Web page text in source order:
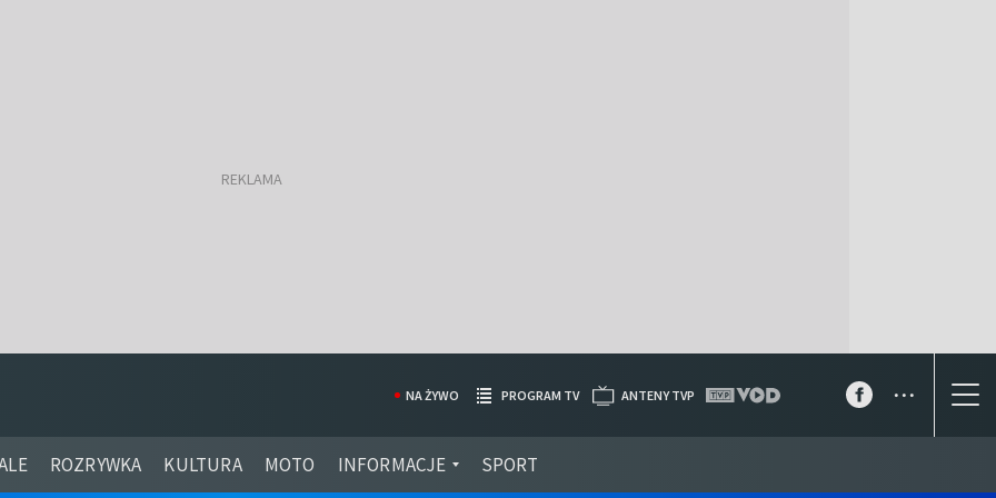
ROZRYWKA KULTURA MOTO INFORMACJE SPORT
NA ŻYWO PROGRAM TV ANTENY TVP ...